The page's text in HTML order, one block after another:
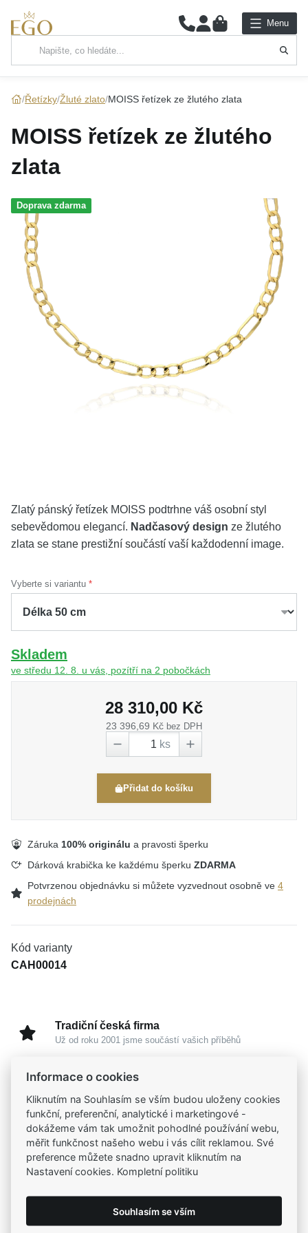
0 Menu
Hlavní kategorie
PRSTENY
NÁUŠNICE
SADY
KOLEKCE
Řetízky Žluté zlato MOISS řetízek ze žlutého zlata
MOISS řetízek ze žlutého
zlata
Doprava zdarma
Zlatý pánský řetízek MOISS podtrhne váš osobní styl
sebevědomou elegancí. Nadčasový design ze žlutého
zlata se stane prestižní součástí vaší každodenní image.
Vyberte si variantu
Skladem
ve středu 12. 8. u vás, pozítří na 2 pobočkách
28 310,00 Kč
23 396,69 Kč bez DPH
ks
Přidat do košíku
Záruka 100% originálu a pravosti šperku
Dárková krabička ke každému šperku ZDARMA
Potvrzenou objednávku si můžete vyzvednout osobně ve 4
prodejnách
Kód varianty
CAH00014
Tradiční česká firma
Už od roku 2001 jsme součástí vašich příběhů
Široký výběr produktů
Na našem e-shopu máte výběr z tisíců šperků
Garance vysoké kvality
Certifikáty původu a kvality k vybraným šperkům
Zastavte se do jedné z našich 4 prodejen
Informace o cookies
Kliknutím na Souhlasím se vším budou uloženy cookies
funkční, preferenční, analytické i marketingové -
dokážeme vám tak umožnit pohodlné používání webu,
měřit funkčnost našeho webu i vás cílit reklamou. Své
preference můžete snadno upravit kliknutím na
Nastavení cookies. Kompletní politiku
Souhlasím se vším